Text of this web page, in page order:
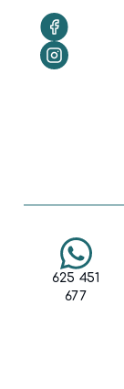
625 451
677